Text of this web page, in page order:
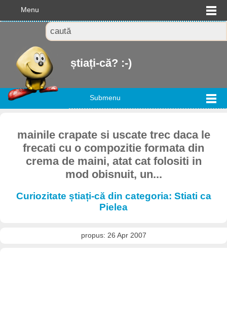
Menu
știați-că? :-)
Submenu
mainile crapate si uscate trec daca le
frecati cu o compozitie formata din
crema de maini, atat cat folositi in
mod obisnuit, un...
Curiozitate știați-că din categoria: Stiati ca
Pielea
propus: 26 Apr 2007